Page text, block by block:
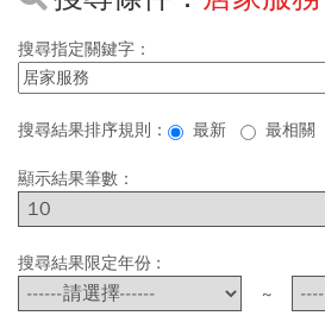
搜尋指定關鍵字：
搜尋結果排序規則： 最新 最相關
顯示結果筆數：
搜尋結果限定年份 :
~